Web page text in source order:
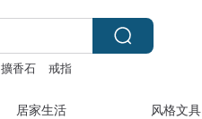
擴香石 戒指
居家生活 风格文具